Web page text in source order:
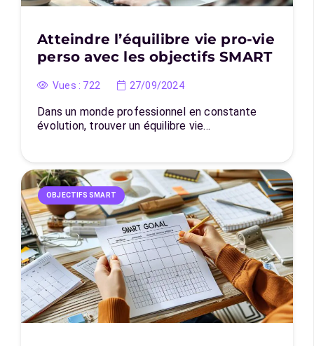
Atteindre l’équilibre vie pro-vie
perso avec les objectifs SMART
Vues : 722 27/09/2024
Dans un monde professionnel en constante
évolution, trouver un équilibre vie…
OBJECTIFS SMART